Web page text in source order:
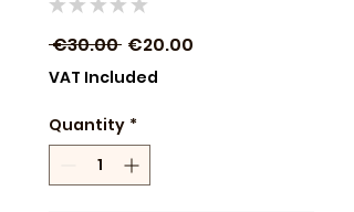
€30.00 Regular
Price
€20.00
VAT Included
Quantity *